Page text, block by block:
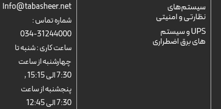
سیستم‌های
نظارتی و امنیتی
UPS و سیستم
های برق اضطراری
Info@tabasheer.net
شماره تماس :
31244000-034
ساعت کاری : شنبه تا
چهارشنبه از ساعت
7:30 الی 15:15 ,
پنجشنبه از ساعت
7:30 الی 12:45